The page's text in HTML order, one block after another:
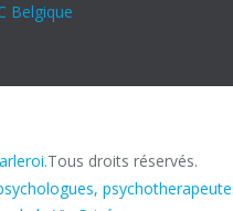
Belgique
Tous droits réservés.